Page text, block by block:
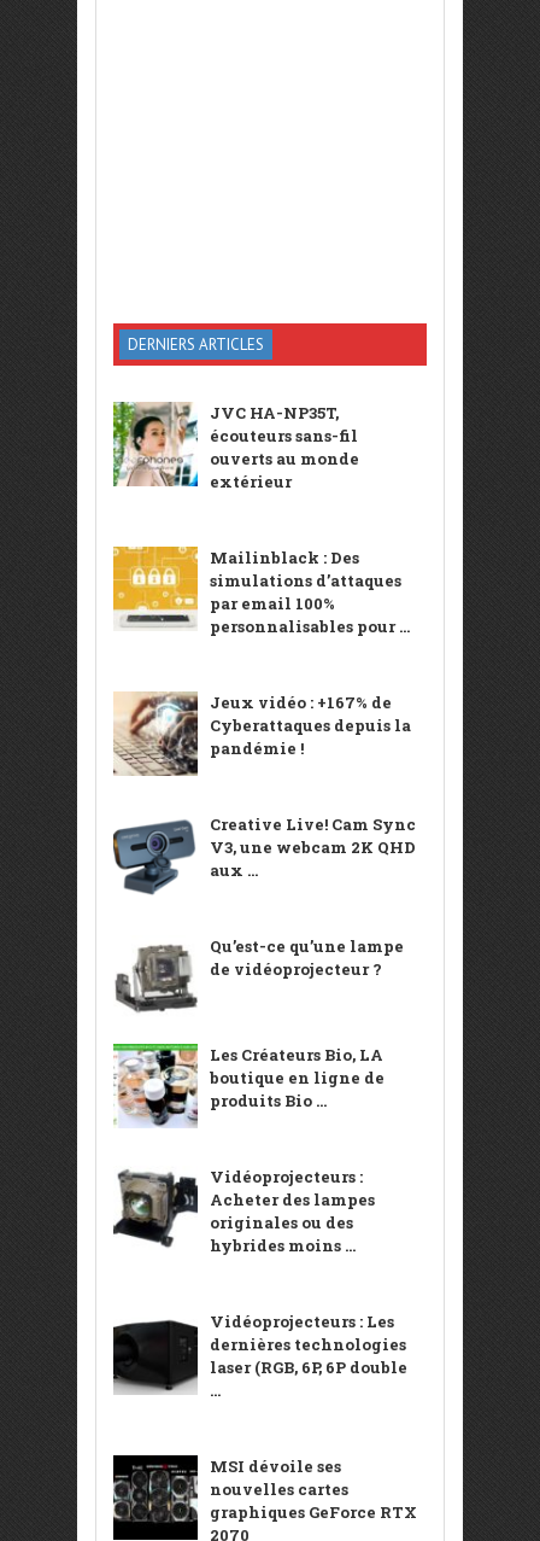
DERNIERS ARTICLES
JVC HA-NP35T,
écouteurs sans-fil
ouverts au monde
extérieur
Mailinblack : Des
simulations d’attaques
par email 100%
personnalisables pour ...
Jeux vidéo : +167% de
Cyberattaques depuis la
pandémie !
Creative Live! Cam Sync
V3, une webcam 2K QHD
aux ...
Qu’est-ce qu’une lampe
de vidéoprojecteur ?
Les Créateurs Bio, LA
boutique en ligne de
produits Bio ...
Vidéoprojecteurs :
Acheter des lampes
originales ou des
hybrides moins ...
Vidéoprojecteurs : Les
dernières technologies
laser (RGB, 6P, 6P double
...
MSI dévoile ses
nouvelles cartes
graphiques GeForce RTX
2070